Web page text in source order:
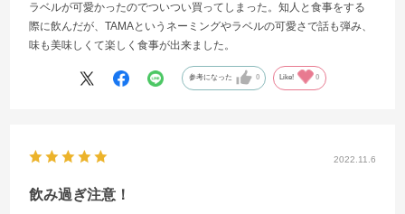
ラベルが可愛かったのでついつい買ってしまった。知人と食事をする
際に飲んだが、TAMAというネーミングやラベルの可愛さで話も弾み、
味も美味しくて楽しく食事が出来ました。
参考になった 0 Like! 0
2022.11.6
飲み過ぎ注意！